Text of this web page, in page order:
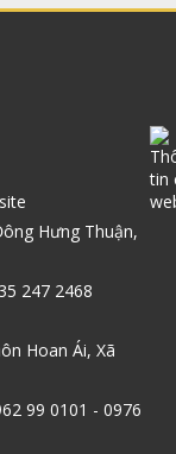
Hưng Thuận,
247 2468
Hoan Ái, Xã
99 0101 - 0976